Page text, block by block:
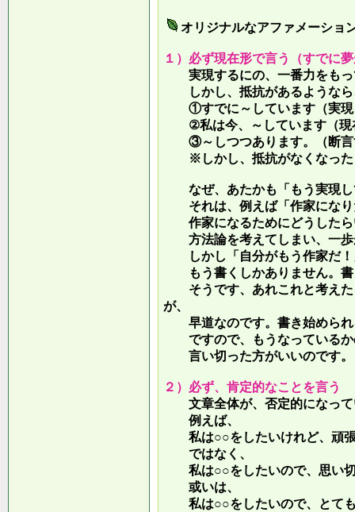
オリジナルなアファメーショ
１）必ず現在形で言う（すでに
実現するにの、一番力をもっ
しかし、抵抗があるような
①すでに～しています（実現
②私は今、～しています（現
③～しつつあります。（断言
※しかし、抵抗がなくなった
なぜ、あたかも「もう実現し
それは、例えば「作家になり
作家になるためにどうしたら
方法論を考えてしまい、一歩
しかし「自分がもう作家だ！
もう書くしかありません。書
そうです、あれこれと考えた
が、
早道なのです。書き始められ
ですので、もうなっているか
言い切った方がいいのです。
２）必ず、肯定的なことを言う
文章全体が、否定的になっ
例えば、
私は○○をしたいけれど、頑張
ではなく、
私は○○をしたいので、思い切
或いは、
私は○○をしたいので、とても